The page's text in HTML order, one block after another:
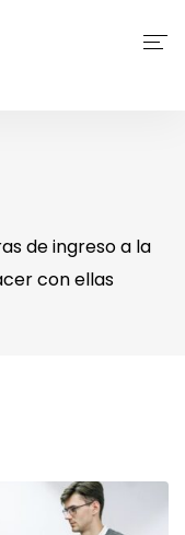
de ingreso a la
con ellas